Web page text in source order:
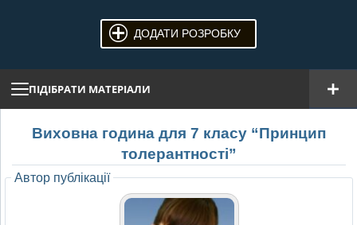
ДОДАТИ РОЗРОБКУ
ПІДІБРАТИ МАТЕРІАЛИ
Виховна година для 7 класу “Принцип
толерантності”
Автор публікації